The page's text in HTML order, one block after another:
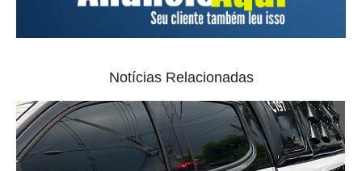
Notícias Relacionadas